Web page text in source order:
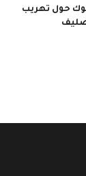
حول تهريب